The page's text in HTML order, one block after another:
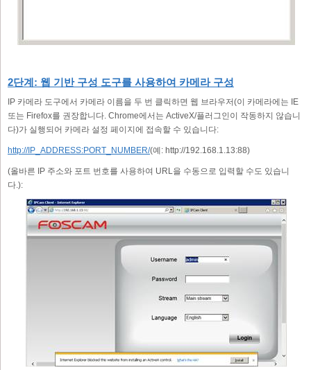
2단계: 웹 기반 구성 도구를 사용하여 카메라 구성
IP 카메라 도구에서 카메라 이름을 두 번 클릭하면 웹 브라우저(이 카메라에는 IE
또는 Firefox를 권장합니다. Chrome에서는 ActiveX/플러그인이 작동하지 않습니
다)가 실행되어 카메라 설정 페이지에 접속할 수 있습니다:
http://IP_ADDRESS:PORT_NUMBER/(예: http://192.168.1.13:88)
(올바른 IP 주소와 포트 번호를 사용하여 URL을 수동으로 입력할 수도 있습니
다.):